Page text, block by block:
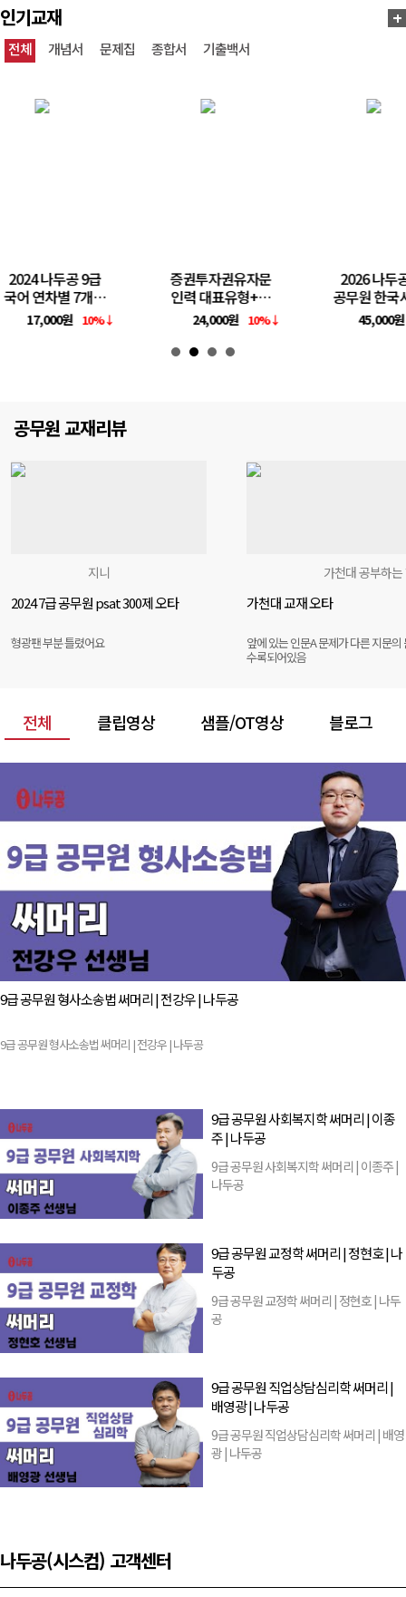
인기교재
전체 개념서 문제집 종합서 기출백서
+
2024 나두공 9급
국어 연차별 7개년
기출문제집
17,000원 10%↓
증권투자권유자문
인력 대표유형+실
전문제
24,000원 10%↓
2026 나두
공무원 한국
서
45,000원
공무원 교재리뷰
2024 7급 공무원 psat 300제 오타
지니
형광팬 부분 틀렸어요
가천대 교재 오타
가천대 공부하는
앞에 있는 인문A 문제가 다른 지문의
수록되어있음
전체 클립영상 샘플/OT영상 블로그
9급 공무원 형사소송법 써머리 | 전강우 | 나두공
9급 공무원 형사소송법 써머리 | 전강우 | 나두공
9급 공무원 사회복지학 써머리 | 이종
주 | 나두공
9급 공무원 사회복지학 써머리 | 이종주 |
나두공
9급 공무원 교정학 써머리 | 정현호 | 나
두공
9급 공무원 교정학 써머리 | 정현호 | 나두
공
9급 공무원 직업상담심리학 써머리 |
배영광 | 나두공
9급 공무원 직업상담심리학 써머리 | 배영
광 | 나두공
나두공(시스컴) 고객센터